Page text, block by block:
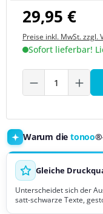
29,95 €
Preise inkl. MwSt. zzgl.
Sofort lieferbar!
Produkt
Warum die tonoo
Gleiche
Unterscheidet sich der
satt-schwarze Texte,